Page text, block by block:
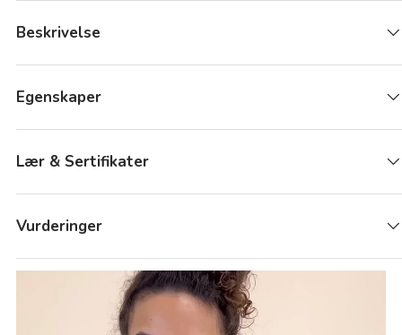
Beskrivelse
Egenskaper
Lær & Sertifikater
Vurderinger